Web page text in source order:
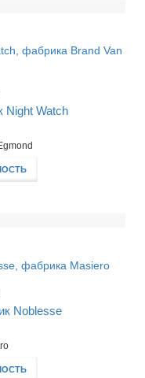
Night Watch
Noblesse